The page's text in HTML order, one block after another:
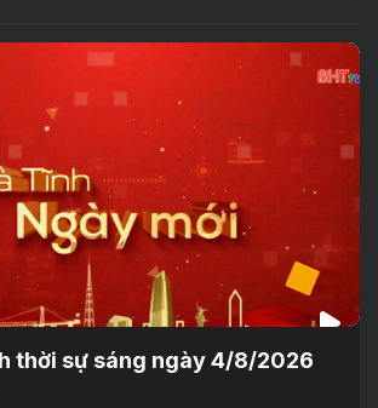
thời sự sáng ngày 4/8/2026